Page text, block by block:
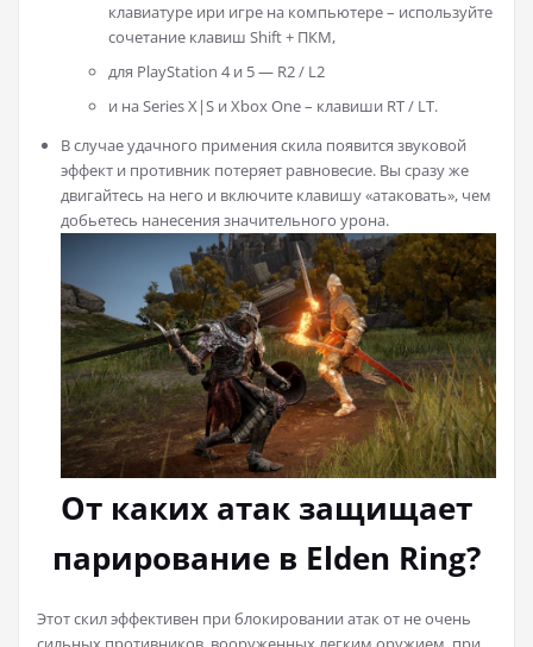
клавиатуре ири игре на компьютере – используйте
сочетание клавиш Shift + ПКМ,
для PlayStation 4 и 5 — R2 / L2
и на Series X|S и Xbox One – клавиши RT / LT.
В случае удачного примения скила появится звуковой
эффект и противник потеряет равновесие. Вы сразу же
двигайтесь на него и включите клавишу «атаковать», чем
добьетесь нанесения значительного урона.
От каких атак защищает
парирование в Elden Ring?
Этот скил эффективен при блокировании атак от не очень